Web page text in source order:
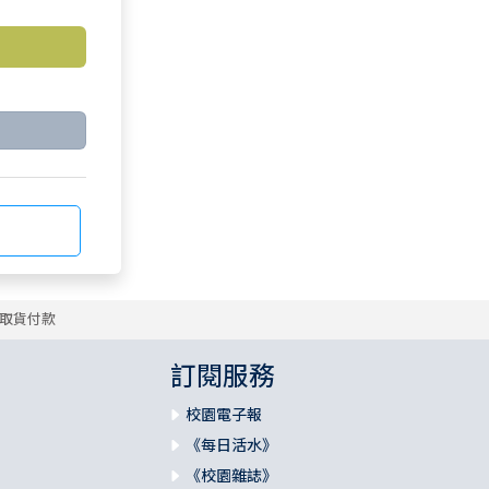
貨付款
訂閱服務
校園電子報
《每日活水》
《校園雜誌》